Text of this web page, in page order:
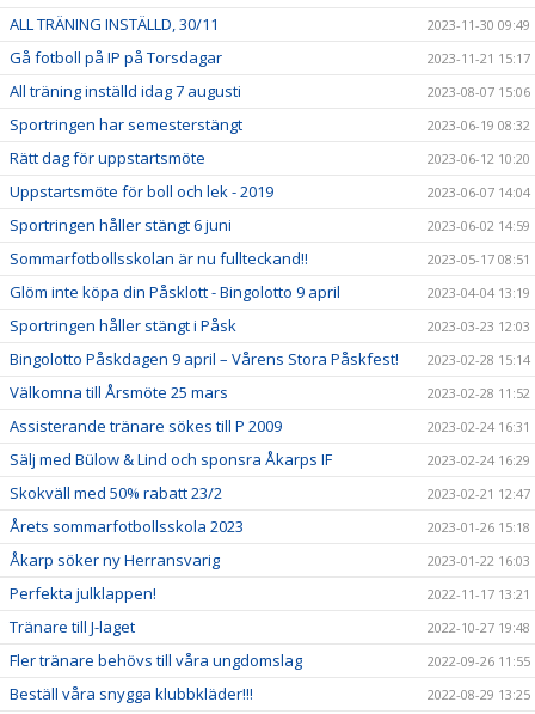
ALL TRÄNING INSTÄLLD, 30/11
2023-11-30 09:49
Gå fotboll på IP på Torsdagar 2023-11-21 15:17
All träning inställd idag 7 augusti 2023-08-07 15:06
Sportringen har semesterstängt 2023-06-19 08:32
Rätt dag för uppstartsmöte 2023-06-12 10:20
Uppstartsmöte för boll och lek - 2019 2023-06-07 14:04
Sportringen håller stängt 6 juni 2023-06-02 14:59
Sommarfotbollsskolan är nu fullteckand!! 2023-05-17 08:51
Glöm inte köpa din Påsklott - Bingolotto 9 april 2023-04-04 13:19
Sportringen håller stängt i Påsk 2023-03-23 12:03
Bingolotto Påskdagen 9 april – Vårens Stora Påskfest! 2023-02-28 15:14
Välkomna till Årsmöte 25 mars 2023-02-28 11:52
Assisterande tränare sökes till P 2009 2023-02-24 16:31
Sälj med Bülow & Lind och sponsra Åkarps IF 2023-02-24 16:29
Skokväll med 50% rabatt 23/2 2023-02-21 12:47
Årets sommarfotbollsskola 2023 2023-01-26 15:18
Åkarp söker ny Herransvarig 2023-01-22 16:03
Perfekta julklappen! 2022-11-17 13:21
Tränare till J-laget 2022-10-27 19:48
Fler tränare behövs till våra ungdomslag 2022-09-26 11:55
Beställ våra snygga klubbkläder!!! 2022-08-29 13:25